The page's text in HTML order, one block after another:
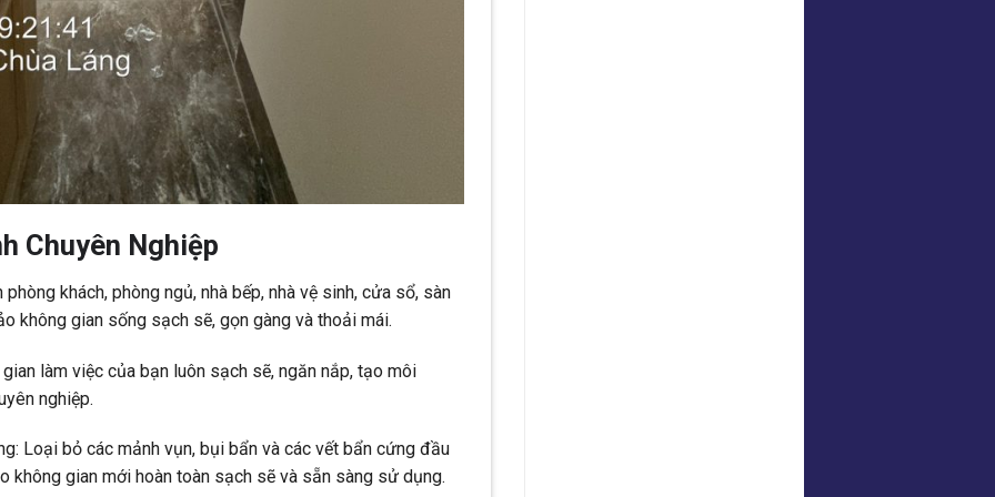
Chuyên Nghiệp
khách, phòng ngủ, nhà bếp, nhà vệ sinh, cửa sổ, sàn
không gian sống sạch sẽ, gọn gàng và thoải mái.
làm việc của bạn luôn sạch sẽ, ngăn nắp, tạo môi
nghiệp.
Loại bỏ các mảnh vụn, bụi bẩn và các vết bẩn cứng đầu
không gian mới hoàn toàn sạch sẽ và sẵn sàng sử dụng.